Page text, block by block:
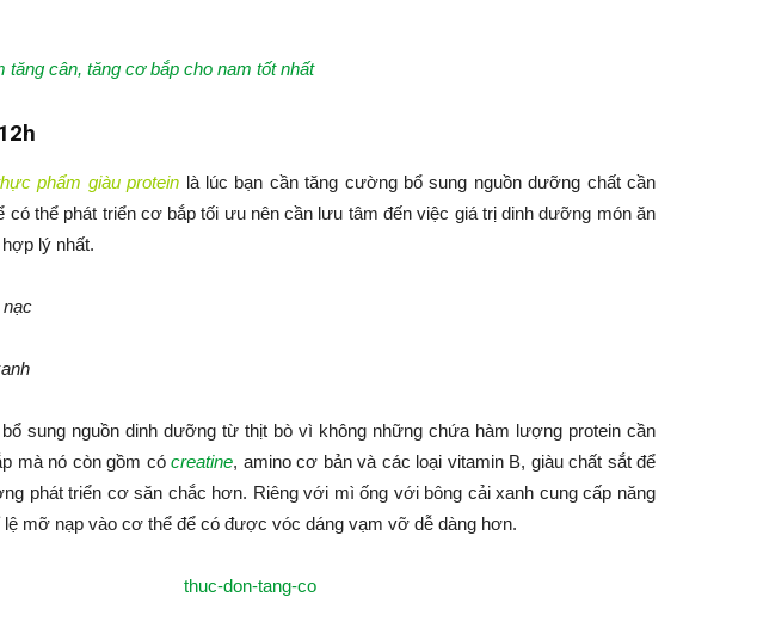
tăng cân, tăng cơ bắp cho nam tốt nhất
phẩm giàu protein là lúc bạn cần tăng cường bổ sung nguồn dưỡng chất cần
có thể phát triển cơ bắp tối ưu nên cần lưu tâm đến việc giá trị dinh dưỡng món ăn
lý nhất.
nạc
sung nguồn dinh dưỡng từ thịt bò vì không những chứa hàm lượng protein cần
mà nó còn gồm cócreatine, amino cơ bản và các loại vitamin B, giàu chất sắt để
phát triển cơ săn chắc hơn. Riêng với mì ống với bông cải xanh cung cấp năng
lệ mỡ nạp vào cơ thể để có được vóc dáng vạm vỡ dễ dàng hơn.